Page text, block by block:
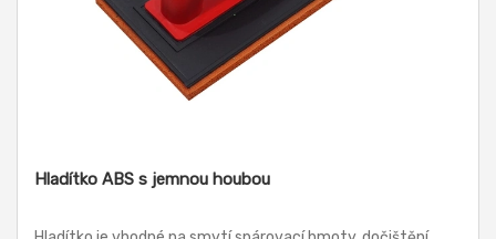
Hladítko ABS s jemnou houbou